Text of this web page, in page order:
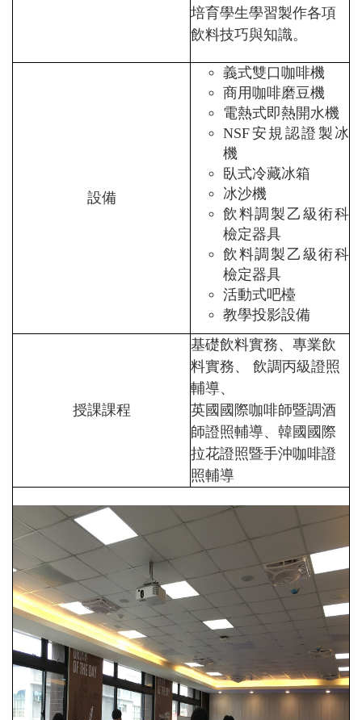
培育學生學習製作各項
飲料技巧與知識。
設備
義式雙口咖啡機
商用咖啡磨豆機
電熱式即熱開水機
NSF安規認證製冰
機
臥式冷藏冰箱
冰沙機
飲料調製乙級術科
檢定器具
飲料調製乙級術科
檢定器具
活動式吧檯
教學投影設備
授課課程
基礎飲料實務、專業飲
料實務、 飲調丙級證照
輔導、
英國國際咖啡師暨調酒
師證照輔導、韓國國際
拉花證照暨手沖咖啡證
照輔導